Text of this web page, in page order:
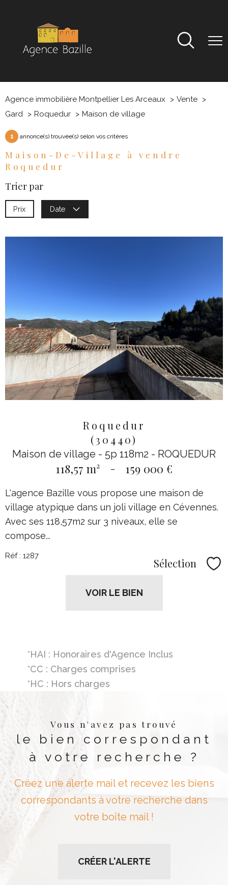
Agence immobilière Montpellier Les Arceaux
Vente
Gard
Roquedur Maison de village
1 annonce(s) trouvée(s) selon vos critères
Maison-De-Village à vendre
Roquedur
Trier par
Prix Date
Roquedur
(30440)
Maison de village - 5p 118m2 - ROQUEDUR
118,57 m² - 159 000 €
L'agence Bazille vous propose une maison de
village atypique dans un joli village en Cévennes.
Avec ses 118,57m2 sur 3 niveaux, elle se
compose...
Réf : 1287
Sélection
VOIR LE BIEN
*HAI : Honoraires d'Agence Inclus
*CC : Charges comprises
*HC : Hors charges
Vous n'avez pas trouvé
le bien correspondant
à votre recherche ?
Créez une alerte mail et recevez les biens
correspondants à votre recherche dans
votre boîte mail !
CRÉER L'ALERTE